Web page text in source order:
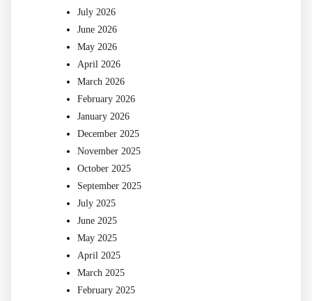
July 2026
June 2026
May 2026
April 2026
March 2026
February 2026
January 2026
December 2025
November 2025
October 2025
September 2025
July 2025
June 2025
May 2025
April 2025
March 2025
February 2025